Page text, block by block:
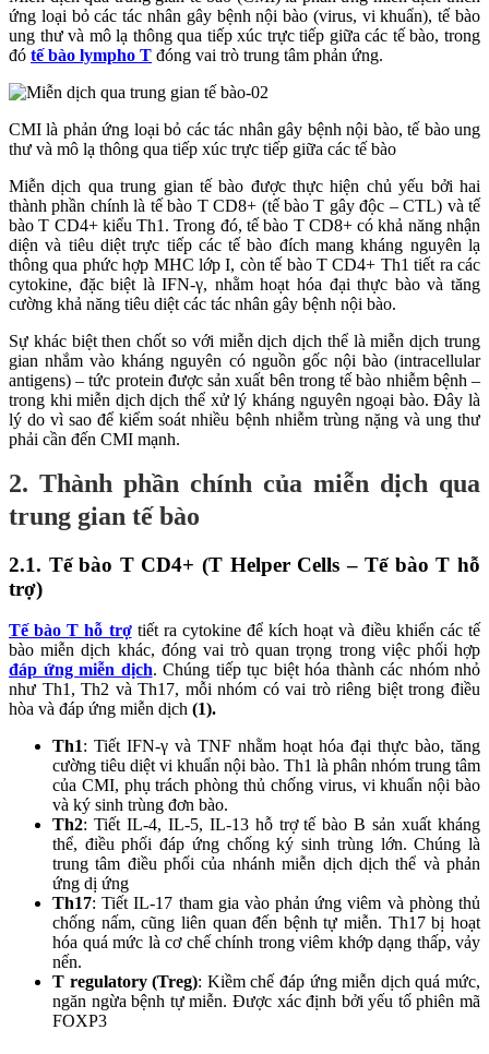
ứng loại bỏ các tác nhân gây bệnh nội bào (virus, vi khuẩn), tế bào
ung thư và mô lạ thông qua tiếp xúc trực tiếp giữa các tế bào, trong
đó tế bào lympho T đóng vai trò trung tâm phản ứng.
CMI là phản ứng loại bỏ các tác nhân gây bệnh nội bào, tế bào ung
thư và mô lạ thông qua tiếp xúc trực tiếp giữa các tế bào
Miễn dịch qua trung gian tế bào được thực hiện chủ yếu bởi hai
thành phần chính là tế bào T CD8+ (tế bào T gây độc – CTL) và tế
bào T CD4+ kiểu Th1. Trong đó, tế bào T CD8+ có khả năng nhận
diện và tiêu diệt trực tiếp các tế bào đích mang kháng nguyên lạ
thông qua phức hợp MHC lớp I, còn tế bào T CD4+ Th1 tiết ra các
cytokine, đặc biệt là IFN-γ, nhằm hoạt hóa đại thực bào và tăng
cường khả năng tiêu diệt các tác nhân gây bệnh nội bào.
Sự khác biệt then chốt so với miễn dịch dịch thể là miễn dịch trung
gian nhắm vào kháng nguyên có nguồn gốc nội bào (intracellular
antigens) – tức protein được sản xuất bên trong tế bào nhiễm bệnh –
trong khi miễn dịch dịch thể xử lý kháng nguyên ngoại bào. Đây là
lý do vì sao để kiểm soát nhiều bệnh nhiễm trùng nặng và ung thư
phải cần đến CMI mạnh.
2. Thành phần chính của miễn dịch qua
trung gian tế bào
2.1. Tế bào T CD4+ (T Helper Cells – Tế bào T hỗ
trợ)
Tế bào T hỗ trợtiết ra cytokine để kích hoạt và điều khiển các tế
bào miễn dịch khác, đóng vai trò quan trọng trong việc phối hợp
đáp ứng miễn dịch. Chúng tiếp tục biệt hóa thành các nhóm nhỏ
như Th1, Th2 và Th17, mỗi nhóm có vai trò riêng biệt trong điều
hòa và đáp ứng miễn dịch (1).
Th1: Tiết IFN-γ và TNF nhằm hoạt hóa đại thực bào, tăng
cường tiêu diệt vi khuẩn nội bào. Th1 là phân nhóm trung tâm
của CMI, phụ trách phòng thủ chống virus, vi khuẩn nội bào
và ký sinh trùng đơn bào.
Th2: Tiết IL-4, IL-5, IL-13 hỗ trợ tế bào B sản xuất kháng
thể, điều phối đáp ứng chống ký sinh trùng lớn. Chúng là
trung tâm điều phối của nhánh miễn dịch dịch thể và phản
ứng dị ứng
Th17: Tiết IL-17 tham gia vào phản ứng viêm và phòng thủ
chống nấm, cũng liên quan đến bệnh tự miễn. Th17 bị hoạt
hóa quá mức là cơ chế chính trong viêm khớp dạng thấp, vảy
nến.
T regulatory (Treg): Kiềm chế đáp ứng miễn dịch quá mức,
ngăn ngừa bệnh tự miễn. Được xác định bởi yếu tố phiên mã
FOXP3